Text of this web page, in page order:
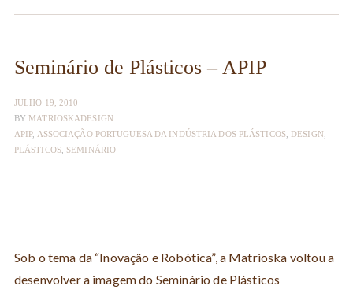
Seminário de Plásticos – APIP
JULHO 19, 2010
BY MATRIOSKADESIGN
APIP, ASSOCIAÇÃO PORTUGUESA DA INDÚSTRIA DOS PLÁSTICOS, DESIGN
PLÁSTICOS, SEMINÁRIO
Sob o tema da “Inovação e Robótica”, a Matrioska voltou a
desenvolver a imagem do Seminário de Plásticos